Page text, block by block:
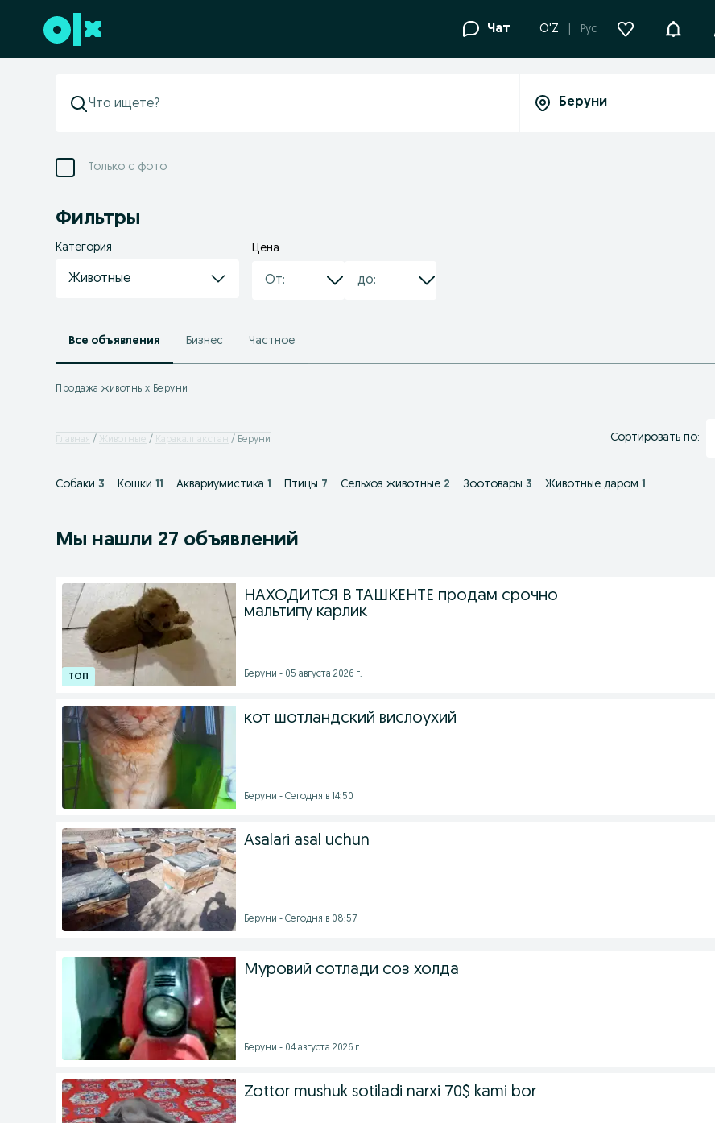
Перейти к нижнему колонтитулу Чат O'Z Рус
Только с фото
Фильтры
Категория
Животные
Цена
Все объявления Бизнес Частное
Продажа животных Беруни
Главная Животные Каракалпакстан Беруни Сортировать по:
Собаки 3 Кошки 11 Аквариумистика 1 Птицы 7 Сельхоз животные 2 Зоотовары 3 Животные даром 1
Мы нашли 27 объявлений
НАХОДИТСЯ В ТАШКЕНТЕ продам срочно
мальтипу карлик
Беруни - 05 августа 2026 г.
кот шотландский вислоухий
Беруни - Сегодня в 14:50
Asalari asal uchun
Беруни - Сегодня в 08:57
Муровий сотлади соз холда
Беруни - 04 августа 2026 г.
Zottor mushuk sotiladi narxi 70$ kami bor